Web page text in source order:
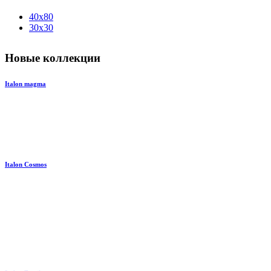
40x80
30x30
Новые коллекции
Italon magma
Italon Cosmos